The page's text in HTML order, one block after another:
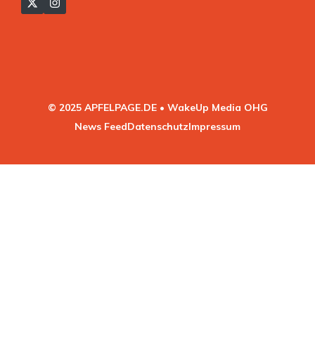
© 2025 APFELPAGE.DE • WakeUp Media OHG
News FeedDatenschutzImpressum